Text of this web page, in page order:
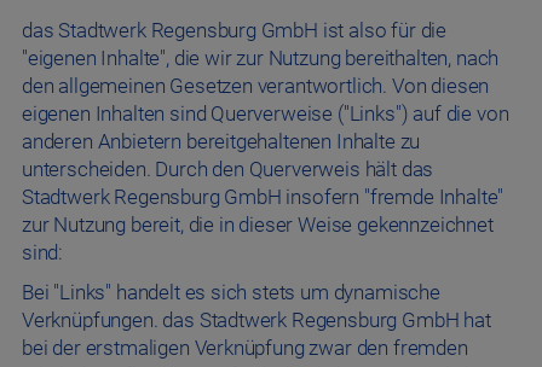
das Stadtwerk Regensburg GmbH ist also für die
"eigenen Inhalte", die wir zur Nutzung bereithalten, nach
den allgemeinen Gesetzen verantwortlich. Von diesen
eigenen Inhalten sind Querverweise ("Links") auf die von
anderen Anbietern bereitgehaltenen Inhalte zu
unterscheiden. Durch den Querverweis hält das
Stadtwerk Regensburg GmbH insofern "fremde Inhalte"
zur Nutzung bereit, die in dieser Weise gekennzeichnet
sind:
Bei "Links" handelt es sich stets um dynamische
Verknüpfungen. das Stadtwerk Regensburg GmbH hat
bei der erstmaligen Verknüpfung zwar den fremden